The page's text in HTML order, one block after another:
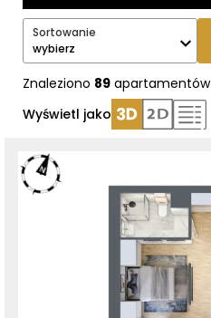
Sortowanie
wybierz
Znaleziono 89 apartamentów
Wyświetl jako